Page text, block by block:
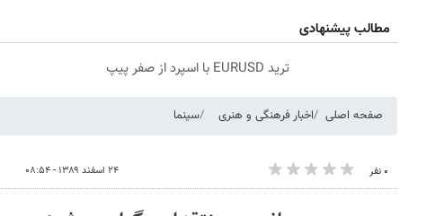
مطالب پیشنهادی
ترید EURUSD با اسپرد از صفر پیپ
صفحه اصلی اخبار فرهنگی و هنری سینما
۰ نفر ۲۴ اسفند ۱۳۸۹ - ۰۸:۵۴